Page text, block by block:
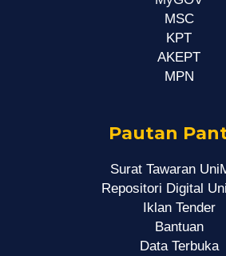
MSC
KPT
AKEPT
MPN
Pautan
Surat Tawaran
Repositori Digital
Iklan Tender
Bantuan
Data Terbuka